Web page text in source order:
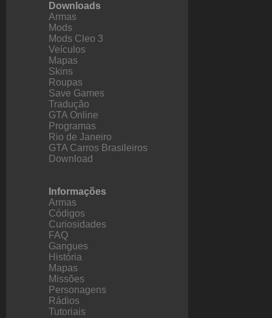
Downloads
Armas
Mods
Mods Cleo 3
Veículos
Mapas
Skins
Roupas
Save Games
Tradução
GTA Online
Programas
Rio de Janeiro
GTA Carros Brasileiros
Download
Informações
Armas
Códigos
Curiosidades
FAQ
Gangues
História
Mapas
Missões
Personagens
Rádios
Tutoriais